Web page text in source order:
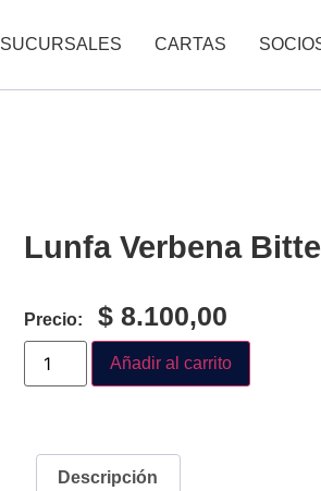
SUCURSALES CARTAS
Lunfa Verbena
Precio: $ 8.100,00
Añadir al carrito
Descripción